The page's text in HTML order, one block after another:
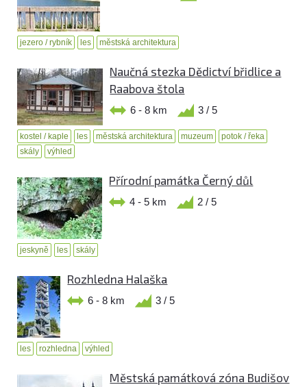
jezero / rybník les městská architektura
Naučná stezka Dědictví břidlice a
Raabova štola
6 - 8 km 3 / 5
kostel / kaple les městská architektura muzeum
potok / řeka
skály
výhled
Přírodní památka Černý důl
4 - 5 km 2 / 5
jeskyně les skály
Rozhledna Halaška
6 - 8 km 3 / 5
les rozhledna výhled
Městská památková zóna Budišov